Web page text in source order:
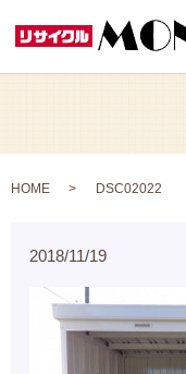
HOME DSC02022
2018/11/19